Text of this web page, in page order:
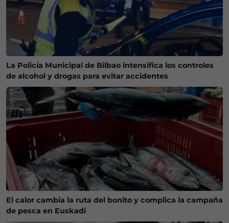
La Policía Municipal de Bilbao intensifica los controles
de alcohol y drogas para evitar accidentes
El calor cambia la ruta del bonito y complica la campaña
de pesca en Euskadi